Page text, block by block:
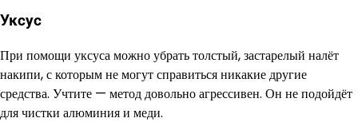
Уксус
При помощи уксуса можно убрать толстый, застарелый налёт
накипи, с которым не могут справиться никакие другие
средства. Учтите — метод довольно агрессивен. Он не подойдёт
для чистки алюминия и меди.